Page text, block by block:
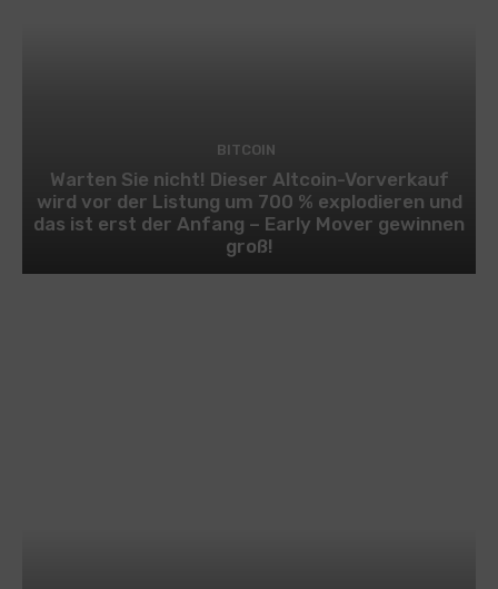
BITCOIN
Warten Sie nicht! Dieser Altcoin-Vorverkauf
wird vor der Listung um 700 % explodieren und
das ist erst der Anfang – Early Mover gewinnen
groß!